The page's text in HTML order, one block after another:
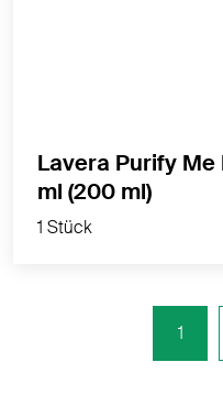
1 Stück
Lavera Purify
ml (200 ml)
1 Stück
1